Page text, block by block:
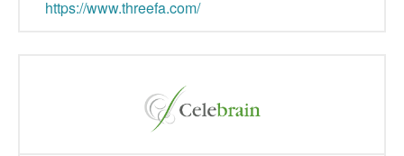
https://www.threefa.com/